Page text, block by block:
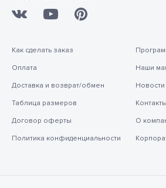
Как сделать заказ
Оплата
Доставка и возврат/обмен
Таблица размеров
Договор оферты
Политика конфиденциальности
Наши
Новости
Контакты
О